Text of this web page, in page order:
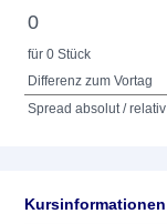
0
für 0 Stück
Differenz zum Vortag
Spread absolut / relativ
Kursinformationen